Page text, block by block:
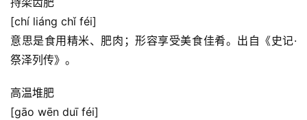
[chí liáng chǐ féi]
意思是食用精米、肥肉；形容享受美食佳肴。出自《史记·
祭泽列传》。
高温堆肥
[gāo wēn duī féi]